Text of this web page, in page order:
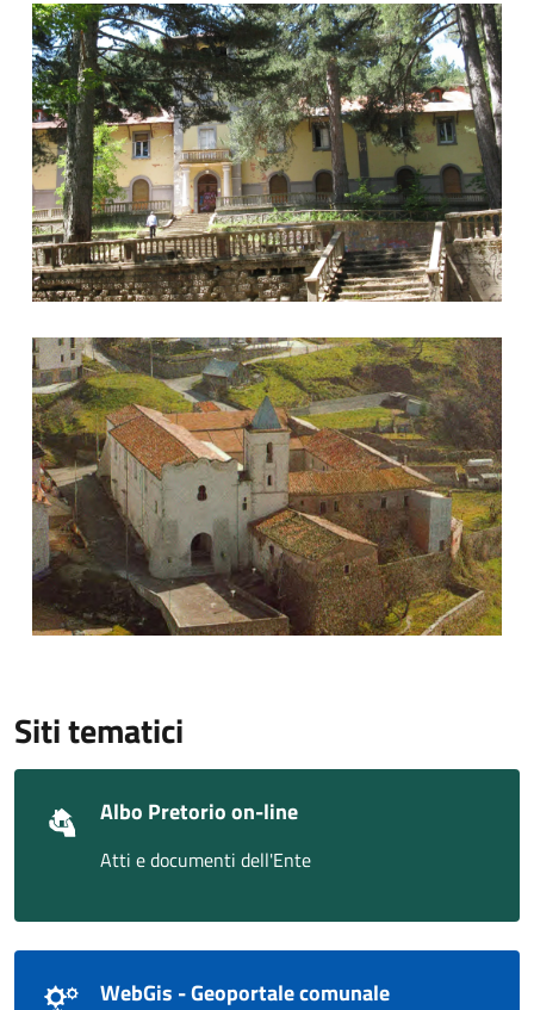
Colonia
Convento
Siti tematici
Albo Pretorio on-line
Atti e documenti dell'Ente
WebGis - Geoportale comunale